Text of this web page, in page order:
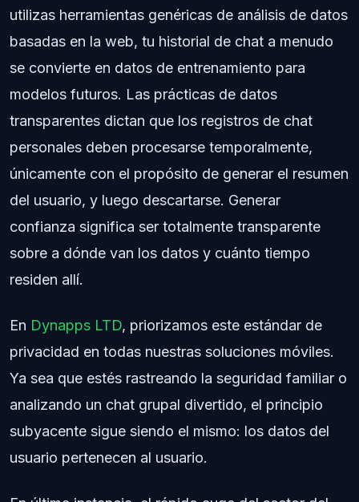
utilizas herramientas genéricas de análisis de datos
basadas en la web, tu historial de chat a menudo
se convierte en datos de entrenamiento para
modelos futuros. Las prácticas de datos
transparentes dictan que los registros de chat
personales deben procesarse temporalmente,
únicamente con el propósito de generar el resumen
del usuario, y luego descartarse. Generar
confianza significa ser totalmente transparente
sobre a dónde van los datos y cuánto tiempo
residen allí.
En Dynapps LTD, priorizamos este estándar de
privacidad en todas nuestras soluciones móviles.
Ya sea que estés rastreando la seguridad familiar o
analizando un chat grupal divertido, el principio
subyacente sigue siendo el mismo: los datos del
usuario pertenecen al usuario.